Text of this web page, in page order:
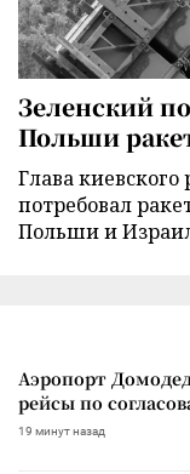
Зеленский
Польши
Глава
потребовал
Польши и
Аэропорт
рейсы по
19 минут назад